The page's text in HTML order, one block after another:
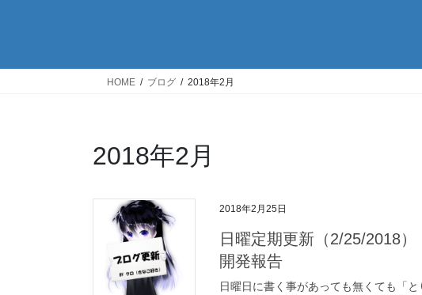
HOME ブログ 2018年2月
2018年2月
2018年2月25日
日曜定期更新（2/25/2018
開発報告
日曜日に書く事があっても無くても「